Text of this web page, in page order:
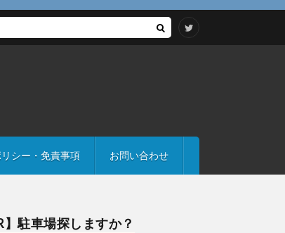
シー・免責事項 お問い合わせ
】駐車場探しますか？